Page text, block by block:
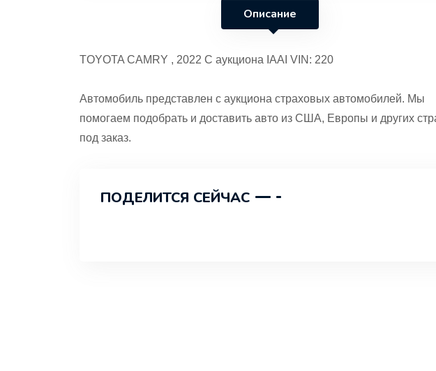
Описание
TOYOTA CAMRY , 2022 С аукциона IAAI VIN: 220
Автомобиль представлен с аукциона страховых автомобилей. Мы
помогаем подобрать и доставить авто из США, Европы и других
под заказ.
ПОДЕЛИТСЯ СЕЙЧАС